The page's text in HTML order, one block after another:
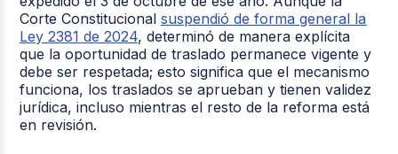
Corte Constitucionalsuspendió de forma general la
Ley 2381 de 2024, determinó de manera explícita
que la oportunidad de traslado permanece vigente y
debe ser respetada; esto significa que el mecanismo
funciona, los traslados se aprueban y tienen validez
jurídica, incluso mientras el resto de la reforma está
en revisión.